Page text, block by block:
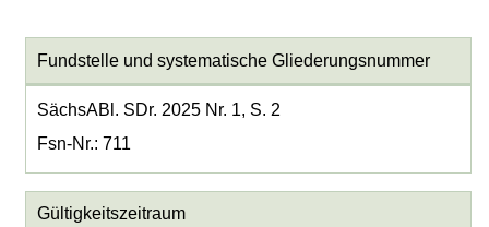
Fundstelle und systematische Gliederungsnummer
SächsABl. SDr. 2025 Nr. 1, S. 2
Fsn-Nr.: 711
Gültigkeitszeitraum